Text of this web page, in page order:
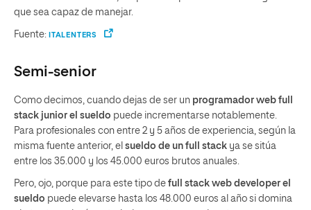
que sea capaz de manejar.
Fuente: ITALENTERS
Semi-senior
Como decimos, cuando dejas de ser un programador web full
stack junior el sueldo puede incrementarse notablemente.
Para profesionales con entre 2 y 5 años de experiencia, según la
misma fuente anterior, el sueldo de un full stack ya se sitúa
entre los 35.000 y los 45.000 euros brutos anuales.
Pero, ojo, porque para este tipo de full stack web developer el
sueldo puede elevarse hasta los 48.000 euros al año si domina